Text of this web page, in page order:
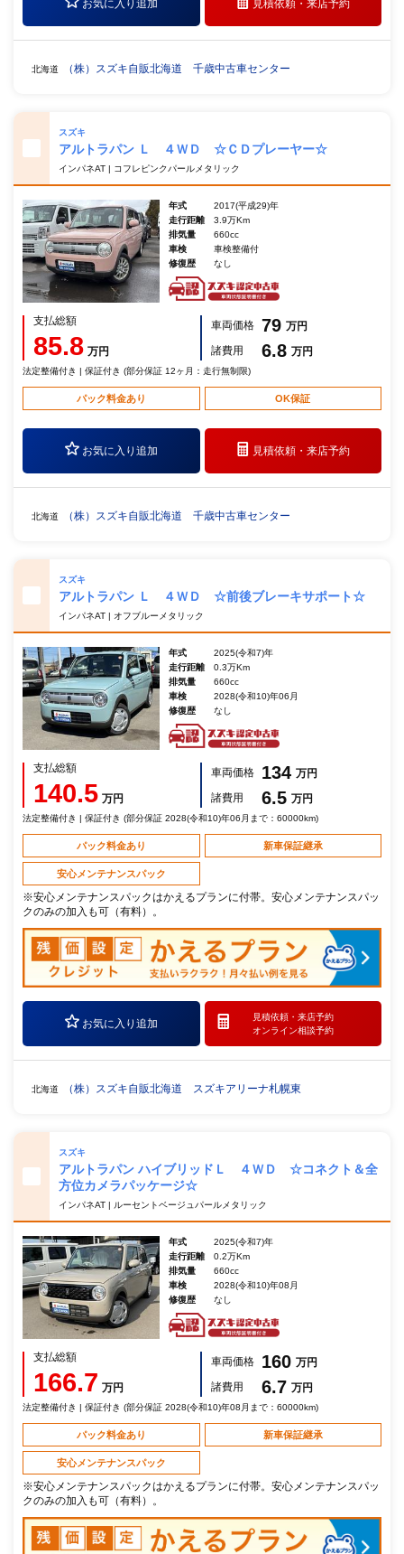
お気に入り追加 見積依頼・来店予約
北海道 （株）スズキ自販北海道 千歳中古車センター
スズキ
アルトラパン Ｌ ４ＷＤ ☆ＣＤプレーヤー☆
インパネAT | コフレピンクパールメタリック
年式
2017(平成29)年
走行距離
3.9万Km
排気量
660cc
車検
車検整備付
修復歴
なし
支払総額
85.8 万円
車両価格 79 万円
諸費用
6.8 万円
法定整備付き | 保証付き (部分保証 12ヶ月：走行無制限)
パック料金あり OK保証
お気に入り追加 見積依頼・来店予約
北海道 （株）スズキ自販北海道 千歳中古車センター
スズキ
アルトラパン Ｌ ４ＷＤ ☆前後ブレーキサポート☆
インパネAT | オフブルーメタリック
年式
2025(令和7)年
走行距離
0.3万Km
排気量
660cc
車検
2028(令和10)年06月
修復歴
なし
支払総額
140.5 万円
車両価格 134 万円
諸費用
6.5 万円
法定整備付き | 保証付き (部分保証 2028(令和10)年06月まで：60000km)
パック料金あり 新車保証継承
安心メンテナンスパック
※安心メンテナンスパックはかえるプランに付帯。安心メンテナンスパッ
クのみの加入も可（有料）。
お気に入り追加
見積依頼・ 来店予約
オンライン相談予約
北海道 （株）スズキ自販北海道 スズキアリーナ札幌東
スズキ
アルトラパン ハイブリッドＬ ４ＷＤ ☆コネクト＆全
方位カメラパッケージ☆
インパネAT | ルーセントベージュパールメタリック
年式
2025(令和7)年
走行距離
0.2万Km
排気量
660cc
車検
2028(令和10)年08月
修復歴
なし
支払総額
166.7 万円
車両価格 160 万円
諸費用
6.7 万円
法定整備付き | 保証付き (部分保証 2028(令和10)年08月まで：60000km)
パック料金あり 新車保証継承
安心メンテナンスパック
※安心メンテナンスパックはかえるプランに付帯。安心メンテナンスパッ
クのみの加入も可（有料）。